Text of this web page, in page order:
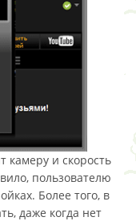
камеру и скорость
пользователю
Более того, в
даже когда нет